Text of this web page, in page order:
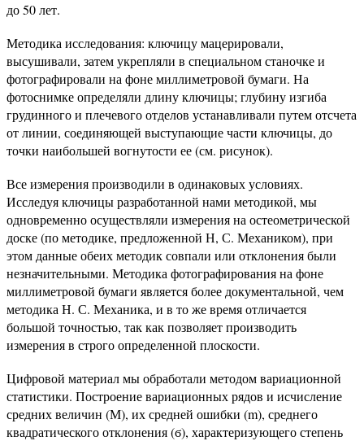
до 50 лет.
Методика исследования: ключицу мацерировали,
высушивали, затем укрепляли в специальном станочке и
фотографировали на фоне миллиметровой бумаги. На
фотоснимке определяли длину ключицы; глубину изгиба
грудинного и плечевого отделов устанавливали путем отсчета
от линии, соединяющей выступающие части ключицы, до
точки наибольшей вогнутости ее (см. рисунок).
Все измерения производили в одинаковых условиях.
Исследуя ключицы разработанной нами методикой, мы
одновременно осуществляли измерения на остеометрической
доске (по методике, предложенной Н, С. Механиком), при
этом данные обеих методик совпали или отклонения были
незначительными. Методика фотографирования на фоне
миллиметровой бумаги является более документальной, чем
методика Н. С. Механика, и в то же время отличается
большой точностью, так как позволяет производить
измерения в строго определенной плоскости.
Цифровой материал мы обработали методом вариационной
статистики. Построение вариационных рядов и исчисление
средних величин (М), их средней ошибки (m), среднего
квадратического отклонения (ϭ), характеризующего степень